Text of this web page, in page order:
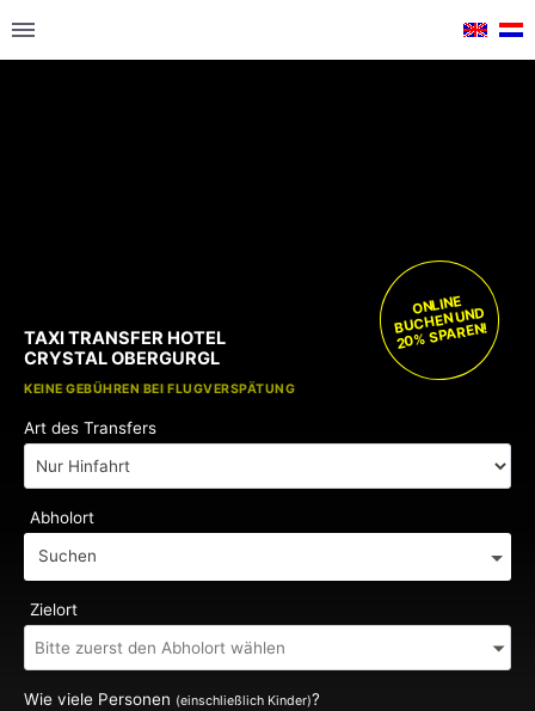
KOSTENLOSE KINDERSITZE
KEINE GEBÜHREN BEI FLUGVERSPÄTUNG
TAXI TRANSFER HOTEL
CRYSTAL OBERGURGL
ONLINE
BUCHEN UND
20% SPAREN!
Art des Transfers
Abholort
Suchen
Zielort
Wie viele Personen (einschließlich Kinder)?